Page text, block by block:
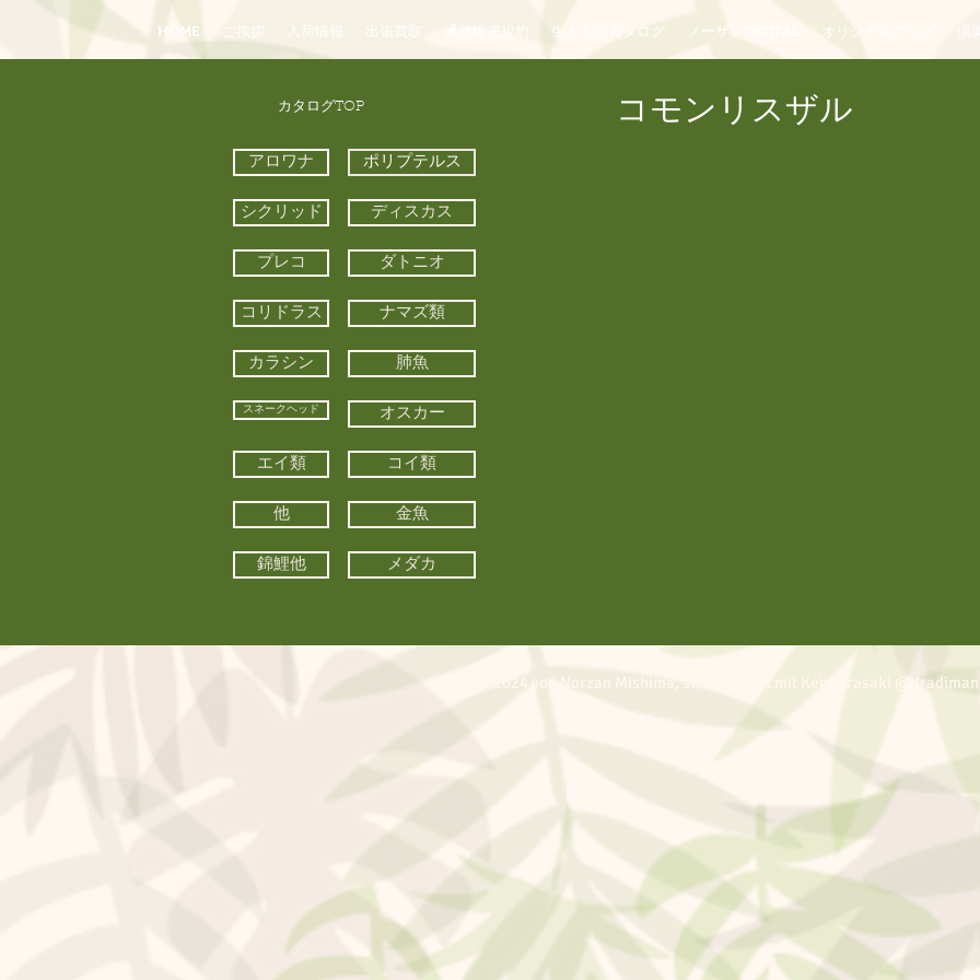
HOME ご挨拶 入荷情報 出張買取 通信販売規約 生きものカタログ ノーザンDIGITAL オリジナルグッズ
​カタログTOP
アロワナ ポリプテルス
シクリッド ディスカス
プレコ ダトニオ
コリドラス ナマズ類
カラシン 肺魚
スネークヘッド オスカー
エイ類 コイ類
他 金魚
錦鯉他 メダカ
コモンリスザル
© 2024 von Norzan Mishima, stolz erstellt mit Keiji Urasaki